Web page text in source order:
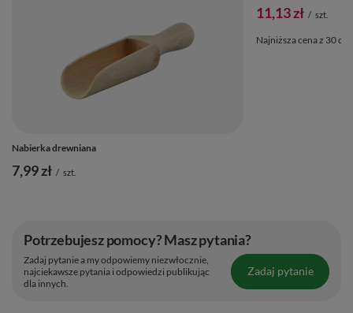
Nabierka drewniana
7,99 zł / szt.
11,13 zł / szt.
Najniższa cena z 30
Potrzebujesz pomocy? Masz pytania?
Zadaj pytanie a my odpowiemy niezwłocznie,
najciekawsze pytania i odpowiedzi publikując
dla innych.
Zadaj pytanie